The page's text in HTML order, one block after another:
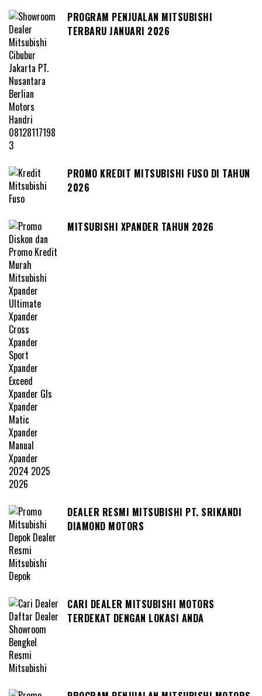
PROGRAM PENJUALAN MITSUBISHI
TERBARU JANUARI 2026
PROMO KREDIT MITSUBISHI FUSO DI TAHUN
2026
MITSUBISHI XPANDER TAHUN 2026
DEALER RESMI MITSUBISHI PT. SRIKANDI
DIAMOND MOTORS
CARI DEALER MITSUBISHI MOTORS
TERDEKAT DENGAN LOKASI ANDA